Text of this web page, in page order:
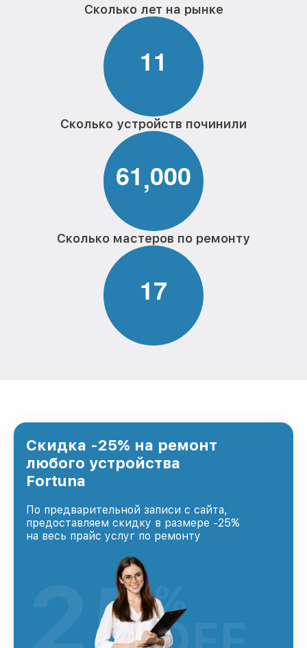
Сколько лет на рынке
11
Сколько устройств починили
61,000
Сколько мастеров по ремонту
17
Скидка -25% на ремонт
любого устройства
Fortuna
По предварительной записи с сайта,
предоставляем скидку в размере -25%
на весь прайс услуг по ремонту
25%